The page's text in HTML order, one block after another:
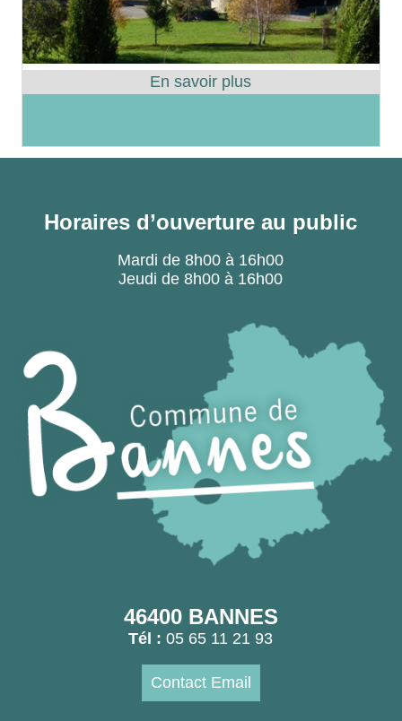
Horaires d’ouverture au public
Mardi de 8h00 à 16h00
Jeudi de 8h00 à 16h00
46400 BANNES
Tél : 05 65 11 21 93
Contact Email